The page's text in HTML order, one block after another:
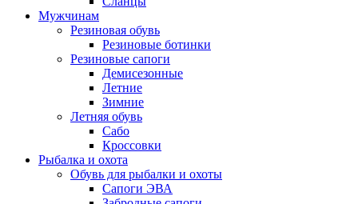
Мужчинам
Резиновая обувь
Резиновые ботинки
Резиновые сапоги
Демисезонные
Летние
Зимние
Летняя обувь
Сабо
Кроссовки
Рыбалка и охота
Обувь для рыбалки и охоты
Сапоги ЭВА